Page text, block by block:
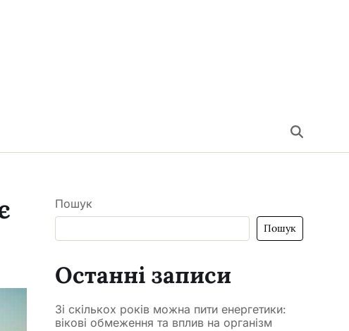
Пошук
Пошук
Останні записи
Зі скількох років можна пити енергетики:
вікові обмеження та вплив на організм